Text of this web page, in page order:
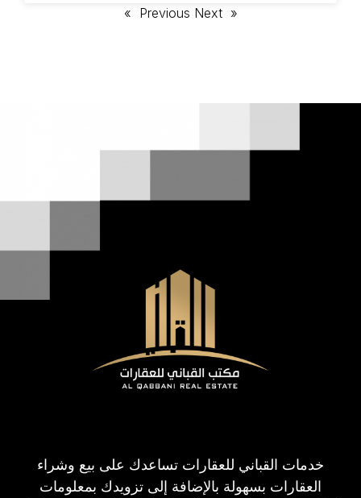
« Previous
Next »
خدمات القباني للعقارات تساعدك على بيع وشراء
العقارات بسهولة بالإضافة إلى تزويدك بمعلومات